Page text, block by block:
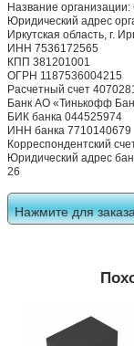
Название
Юридический адрес
Иркутская область, г.
ИНН 7536172565
КПП 381201001
ОГРН 1187536004215
Расчетный счет
Банк АО «Тинькофф
БИК банка 044525974
ИНН банка 7710140679
Корреспондентский
Юридический адрес
26
Нажмите для